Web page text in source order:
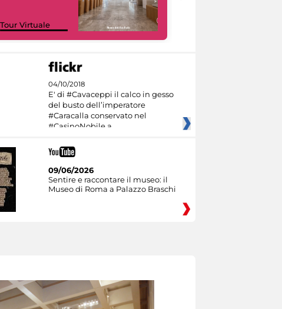
Tour Virtuale
04/10/2018
E' di #Cavaceppi il calco in gesso
del busto dell’imperatore
#Caracalla conservato nel
#CasinoNobile a
09/06/2026
Sentire e raccontare il museo: il
Museo di Roma a Palazzo Braschi